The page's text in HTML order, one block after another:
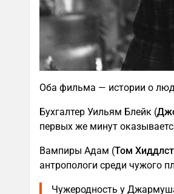
Оба фильма — истории о
Бухгалтер Уильям Блейк (
первых же минут
Вампиры Адам (Том
антропологи среди чужого
Чужеродность у